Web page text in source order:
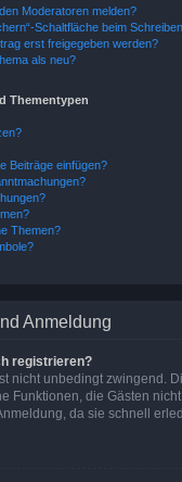
Moderatoren melden?
Schaltfläche beim
erst freigegeben werden?
als neu?
Thementypen
Beiträge einfügen?
Themen?
Anmeldung
registrieren?
nicht unbedingt zwingend.
Funktionen, die Gästen
da sie schnell